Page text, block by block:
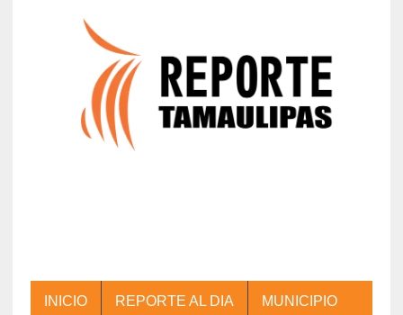
INICIO REPORTE AL DIA MUNICIPIO